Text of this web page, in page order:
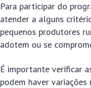
Para participar do
atender a alguns
pequenos produtores
adotem ou se
É importante verificar
podem haver